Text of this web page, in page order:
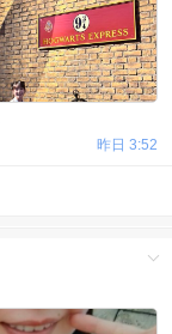
昨日 3:52